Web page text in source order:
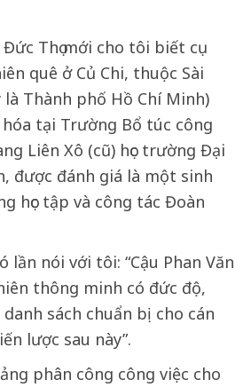
Thọ mới cho tôi biết cụ
quê ở Củ Chi, thuộc Sài
là Thành phố Hồ Chí Minh)
hóa tại Trường Bổ túc công
Liên Xô (cũ) học trường Đại
được đánh giá là một sinh
học tập và công tác Đoàn
lần nói với tôi: “Cậu Phan Văn
thông minh có đức độ,
sách chuẩn bị cho cán
lược sau này”.
phân công công việc cho